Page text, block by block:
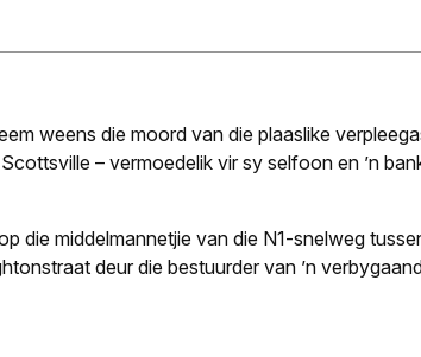
weens die moord van die plaaslike
– vermoedelik vir sy selfoon en ’n
die middelmannetjie van die N1-snelweg
deur die bestuurder van ’n